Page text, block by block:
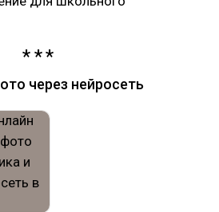
через нейросеть